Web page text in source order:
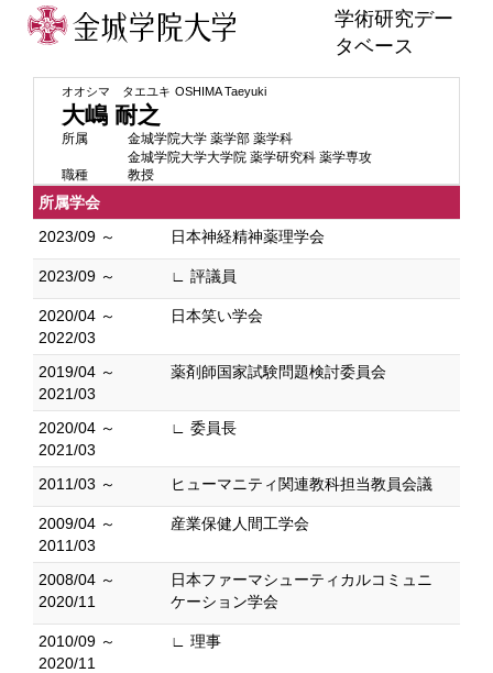
学術研究デー
タベース
オオシマ タエユキ OSHIMA Taeyuki
大嶋 耐之
所属
金城学院大学 薬学部 薬学科
金城学院大学大学院 薬学研究科 薬学専攻
職種
教授
所属学会
2023/09 ～
日本神経精神薬理学会
2023/09 ～ ∟ 評議員
2020/04 ～
2022/03
日本笑い学会
2019/04 ～
2021/03
薬剤師国家試験問題検討委員会
2020/04 ～
2021/03
∟ 委員長
2011/03 ～ ヒューマニティ関連教科担当教員会議
2009/04 ～
2011/03
産業保健人間工学会
2008/04 ～
2020/11
日本ファーマシューティカルコミュニ
ケーション学会
2010/09 ～
2020/11
∟ 理事